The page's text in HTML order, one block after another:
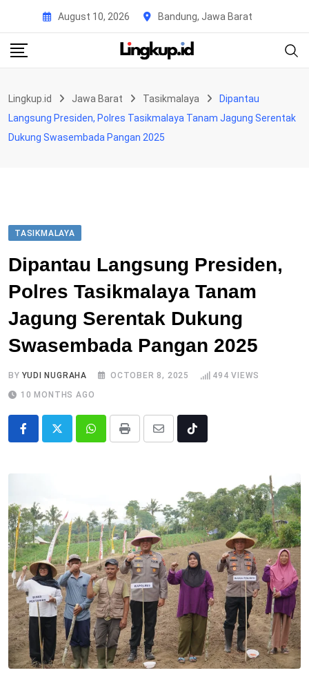
content
August 10, 2026 Bandung, Jawa Barat
Lingkup.id Jawa Barat Tasikmalaya
Dipantau
Langsung Presiden, Polres Tasikmalaya Tanam Jagung Serentak
Dukung Swasembada Pangan 2025
TASIKMALAYA
Dipantau Langsung Presiden,
Polres Tasikmalaya Tanam
Jagung Serentak Dukung
Swasembada Pangan 2025
BYYUDI NUGRAHA OCTOBER 8, 2025 494 VIEWS
10 MONTHS AGO
Whatsapp
Print
Share
Tiktok